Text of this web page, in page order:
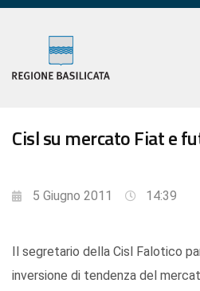
Cisl su mercato Fiat e
5 Giugno 2011 14:39
Il segretario della Cisl Falotico
inversione di tendenza del